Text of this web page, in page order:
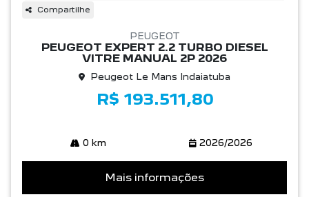
Compartilhe
PEUGEOT
PEUGEOT EXPERT 2.2 TURBO DIESEL
VITRE MANUAL 2P 2026
Peugeot Le Mans Indaiatuba
R$ 193.511,80
0 km 2026/2026
Mais informações